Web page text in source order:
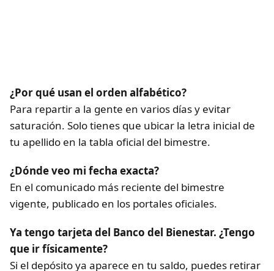
¿Por qué usan el orden alfabético?
Para repartir a la gente en varios días y evitar
saturación. Solo tienes que ubicar la letra inicial de
tu apellido en la tabla oficial del bimestre.
¿Dónde veo mi fecha exacta?
En el comunicado más reciente del bimestre
vigente, publicado en los portales oficiales.
Ya tengo tarjeta del Banco del Bienestar. ¿Tengo
que ir físicamente?
Si el depósito ya aparece en tu saldo, puedes retirar